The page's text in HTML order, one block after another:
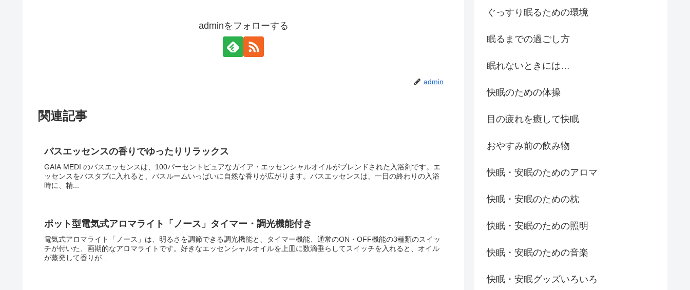
adminをフォローする
admin
関連記事
バスエッセンスの香りでゆったりリラックス
GAIA MEDI のバスエッセンスは、100パーセントピュアなガイア・エッセンシャルオイルがブレンドされた入浴剤です。エ
ッセンスをバスタブに入れると、バスルームいっぱいに自然な香りが広がります。バスエッセンスは、一日の終わりの入浴
時に、精...
ポット型電気式アロマライト「ノース」タイマー・調光機能付き
電気式アロマライト「ノース」は、明るさを調節できる調光機能と、タイマー機能、通常のON・OFF機能の3種類のスイッ
チが付いた、画期的なアロマライトです。好きなエッセンシャルオイルを上皿に数滴垂らしてスイッチを入れると、オイル
が蒸発して香りが...
ぐっすり眠るための環境
眠るまでの過ごし方
眠れないときには…
快眠のための体操
目の疲れを癒して快眠
おやすみ前の飲み物
快眠・安眠のためのアロマ
快眠・安眠のための枕
快眠・安眠のための照明
快眠・安眠のための音楽
快眠・安眠グッズいろいろ